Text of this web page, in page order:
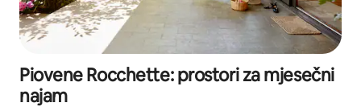
Piovene Rocchette: prostori za mjesečni
najam